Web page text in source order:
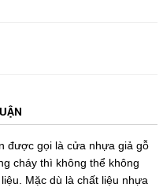
được gọi là cửa nhựa giả gỗ
cháy thì không thể không
Mặc dù là chất liệu nhựa